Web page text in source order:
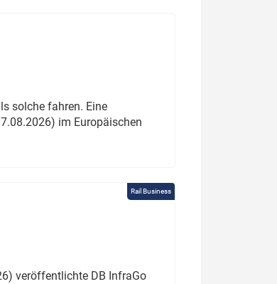
solche fahren. Eine
im Europäischen
Rail Business
veröffentlichte DB InfraGo